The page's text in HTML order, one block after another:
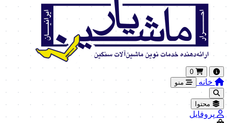
0
خانه منو
محتوا
پروفایل